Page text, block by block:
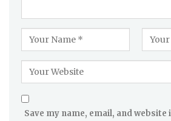
Save my name, email, and